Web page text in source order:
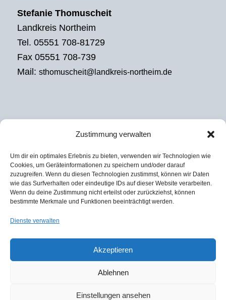
Zustimmung verwalten
Um dir ein optimales Erlebnis zu bieten, verwenden wir Technologien wie
Cookies, um Geräteinformationen zu speichern und/oder darauf
zuzugreifen. Wenn du diesen Technologien zustimmst, können wir Daten
wie das Surfverhalten oder eindeutige IDs auf dieser Website verarbeiten.
Wenn du deine Zustimmung nicht erteilst oder zurückziehst, können
bestimmte Merkmale und Funktionen beeinträchtigt werden.
Dienste verwalten
Akzeptieren
Ablehnen
Einstellungen ansehen
Stefanie Thomuscheit
Landkreis Northeim
Tel. 05551 708-81729
Fax 05551 708-739
Mail: sthomuscheit@landkreis-northeim.de
EXTERNES REGIONALMANAGEMENT
Julian David
KoRiS – Kommunikative Stadt- und
Regionalentwicklung
Fax 0511 590974-60
Mail:david@koris-hannover.de